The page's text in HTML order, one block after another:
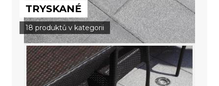
TRYSKANÉ
18 produktů v kategorii